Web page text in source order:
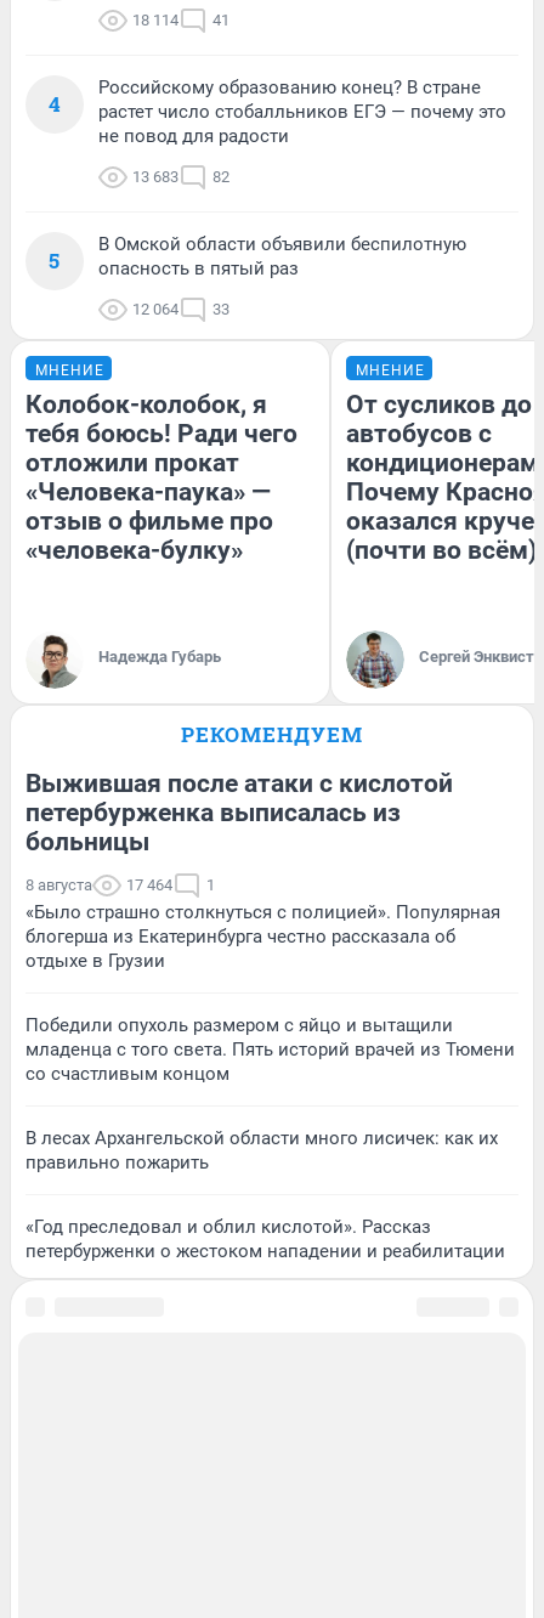
18 114 41
4
Российскому образованию конец? В стране
растет число стобалльников ЕГЭ — почему это
не повод для радости
13 683 82
5
В Омской области объявили беспилотную
опасность в пятый раз
12 064 33
МНЕНИЕ
Колобок-колобок, я
тебя боюсь! Ради чего
отложили прокат
«Человека-паука» —
отзыв о фильме про
«человека-булку»
Надежда Губарь
МНЕНИЕ
От сусликов до
автобусов с
Почему
оказался
(почти во всём)
Сергей Энквист
РЕКОМЕНДУЕМ
Выжившая после атаки с кислотой
петербурженка выписалась из
больницы
8 августа 17 464 1
«Было страшно столкнуться с полицией». Популярная
блогерша из Екатеринбурга честно рассказала об
отдыхе в Грузии
Победили опухоль размером с яйцо и вытащили
младенца с того света. Пять историй врачей из Тюмени
со счастливым концом
В лесах Архангельской области много лисичек: как их
правильно пожарить
«Год преследовал и облил кислотой». Рассказ
петербурженки о жестоком нападении и реабилитации